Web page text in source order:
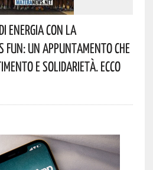
Energia Con La
Un Appuntamento Che
E Solidarietà. Ecco